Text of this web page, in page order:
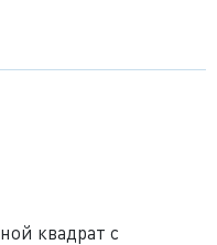
квадрат с